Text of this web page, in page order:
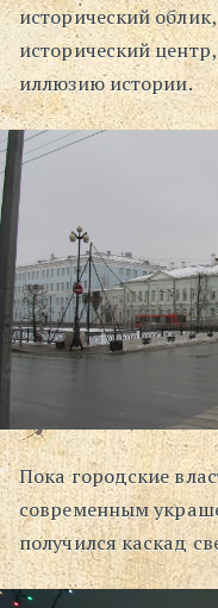
исторический
исторический
иллюзию истории.
Пока городские
современным
получился каскад